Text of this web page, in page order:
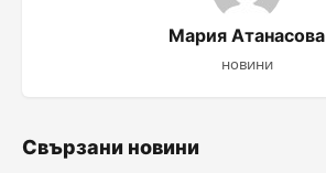
Мария Атанасова
новини
Свързани новини